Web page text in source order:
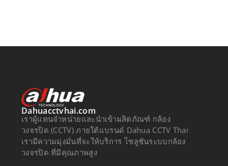
Dahuacctvhai.com
เราผู้แทนจำหน่ายและนำเข้าผลิตภัณฑ์ กล้อง
วงจรปิด (CCTV) ภายใต้แบรนด์ Dahua CCTV Thai
เรามีความมุ่งมั่นที่จะให้บริการ โซลูชันระบบกล้อง
วงจรปิด ที่มีคุณภาพสูง